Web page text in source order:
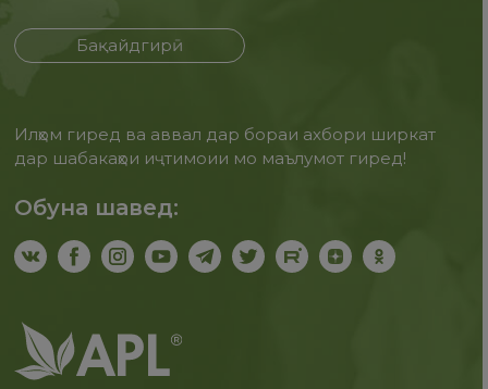
Бақайдгирӣ
Илҳом гиред ва аввал дар бораи ахбори ширкат
дар шабакаҳои иҷтимоии мо маълумот гиред!
Обуна шавед: